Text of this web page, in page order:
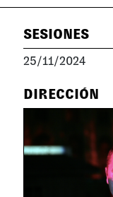
SESIONES
25/11/2024
DIRECCIÓN